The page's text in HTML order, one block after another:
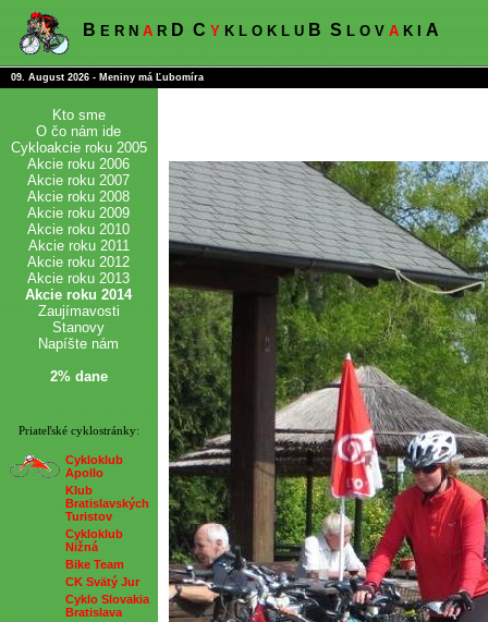
B E R N A R D C Y K L O K L U B S L O V A K I A
09. August 2026 - Meniny má Ľubomíra
Kto sme
O čo nám ide
Cykloakcie roku 2005
Akcie roku 2006
Akcie roku 2007
Akcie roku 2008
Akcie roku 2009
Akcie roku 2010
Akcie roku 2011
Akcie roku 2012
Akcie roku 2013
Akcie roku 2014
Zaujímavosti
Stanovy
Napíšte nám
2% dane
Priateľské cyklostránky:
Cykloklub
Apollo
Klub
Bratislavských
Turistov
Cykloklub
Nižná
Bike Team
CK Svätý Jur
Cyklo Slovakia
Bratislava